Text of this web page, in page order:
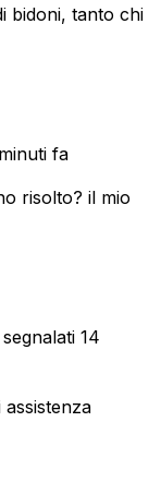
bidoni, tanto chi
fa
risolto? il mio
14